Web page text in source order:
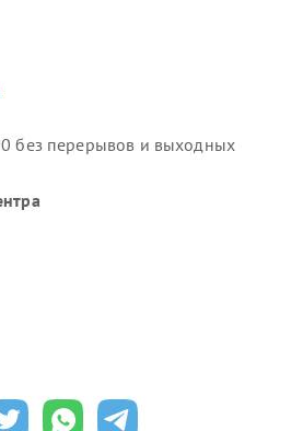
без перерывов и выходных